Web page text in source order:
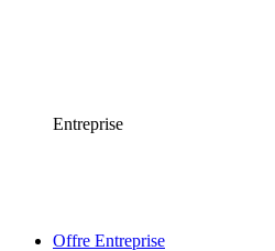
Entreprise
Offre Entreprise